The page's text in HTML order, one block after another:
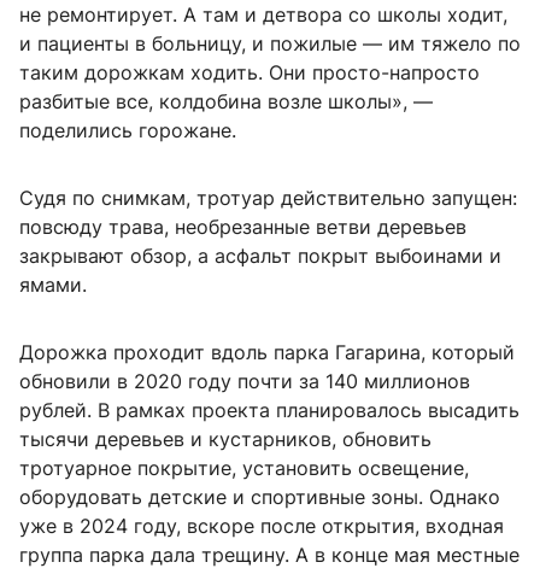
не ремонтирует. А там и детвора со школы ходит,
и пациенты в больницу, и пожилые — им тяжело по
таким дорожкам ходить. Они просто-напросто
разбитые все, колдобина возле школы», —
поделились горожане.
Судя по снимкам, тротуар действительно запущен:
повсюду трава, необрезанные ветви деревьев
закрывают обзор, а асфальт покрыт выбоинами и
ямами.
Дорожка проходит вдоль парка Гагарина, который
обновили в 2020 году почти за 140 миллионов
рублей. В рамках проекта планировалось высадить
тысячи деревьев и кустарников, обновить
тротуарное покрытие, установить освещение,
оборудовать детские и спортивные зоны. Однако
уже в 2024 году, вскоре после открытия, входная
группа парка дала трещину. А в конце мая местные